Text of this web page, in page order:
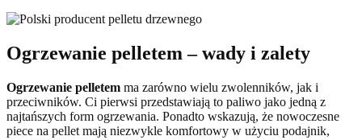
Ogrzewanie pelletem – wady i zalety
Ogrzewanie pelletem ma zarówno wielu zwolenników, jak i
przeciwników. Ci pierwsi przedstawiają to paliwo jako jedną z
najtańszych form ogrzewania. Ponadto wskazują, że nowoczesne
piece na pellet mają niezwykle komfortowy w użyciu podajnik,